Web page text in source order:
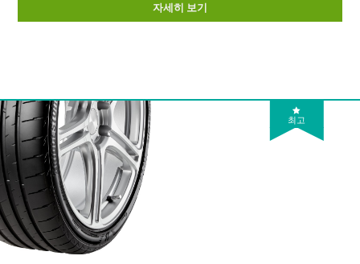
자세히 보기
최고